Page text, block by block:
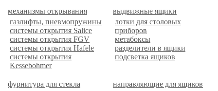
механизмы открывания
газлифты, пневмопружины
системы открытия Salice
системы открытия FGV
системы открытия Hafele
системы открытия
Kessebohmer
выдвижные ящики
лотки для столовых
приборов
метабоксы
разделители в ящики
подсветка ящиков
фурнитура для стекла
направляющие для ящиков